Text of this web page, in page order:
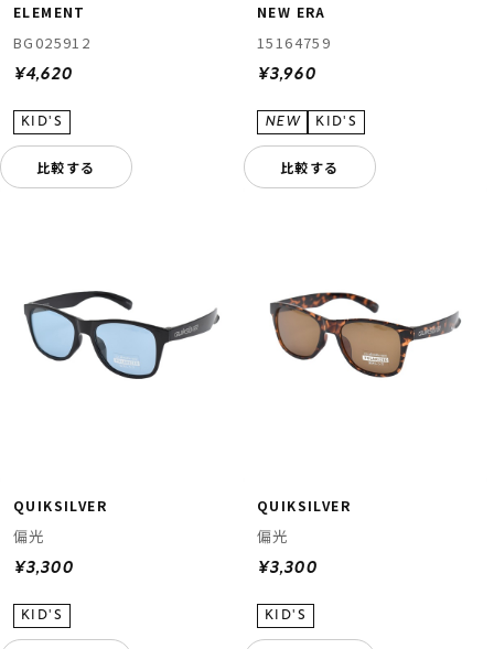
ELEMENT
BG025912
¥4,620
比較する
NEW ERA
15164759
¥3,960
比較する
QUIKSILVER
偏光
¥3,300
QUIKSILVER
偏光
¥3,300